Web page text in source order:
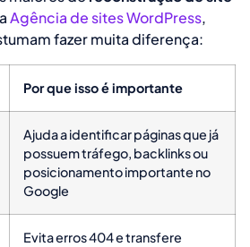
Agência de sites WordPress,
fazer muita diferença:
Por que isso é importante
Ajuda a identificar páginas que já
possuem tráfego, backlinks ou
posicionamento importante no
Google
Evita erros 404 e transfere